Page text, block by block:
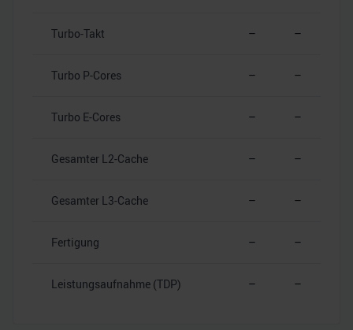
Turbo-Takt – –
Turbo P-Cores – –
Turbo E-Cores – –
Gesamter L2-Cache – –
Gesamter L3-Cache – –
Fertigung – –
Leistungsaufnahme (TDP) – –